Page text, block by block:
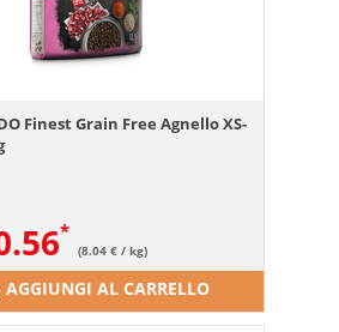
Finest Grain Free Agnello XS-
(8.04 € / kg)
AGGIUNGI AL CARRELLO